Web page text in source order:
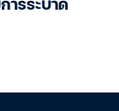
ารระบาด